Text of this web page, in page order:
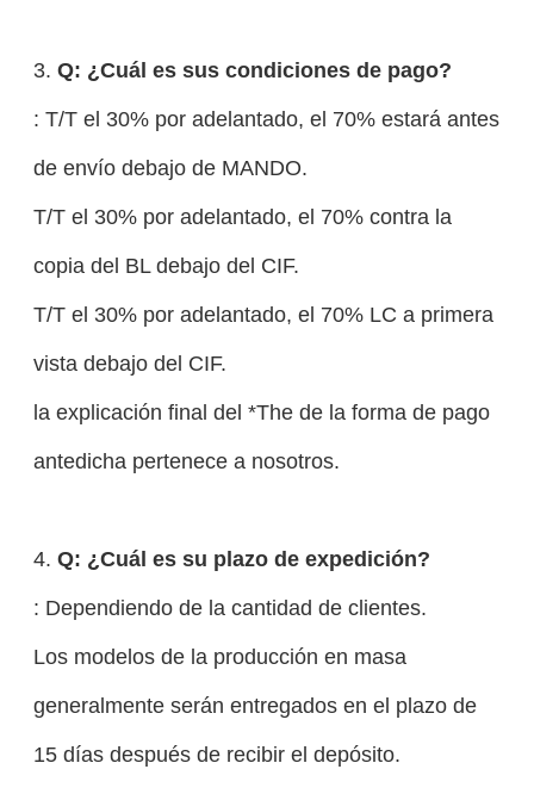
3. Q: ¿Cuál es sus condiciones de pago?
: T/T el 30% por adelantado, el 70% estará antes
de envío debajo de MANDO.
T/T el 30% por adelantado, el 70% contra la
copia del BL debajo del CIF.
T/T el 30% por adelantado, el 70% LC a primera
vista debajo del CIF.
la explicación final del *The de la forma de pago
antedicha pertenece a nosotros.
4. Q: ¿Cuál es su plazo de expedición?
: Dependiendo de la cantidad de clientes.
Los modelos de la producción en masa
generalmente serán entregados en el plazo de
15 días después de recibir el depósito.